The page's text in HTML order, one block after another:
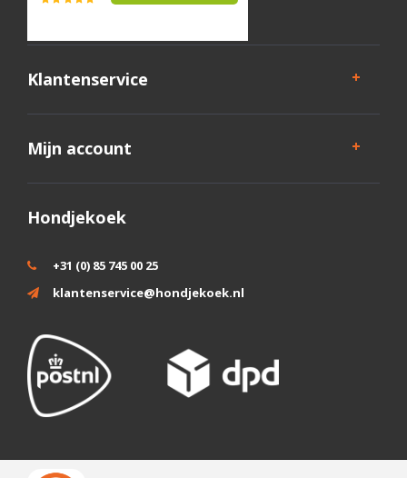
Klantenservice
Mijn account
Hondjekoek
+31 (0) 85 745 00 25
klantenservice@hondjekoek.nl